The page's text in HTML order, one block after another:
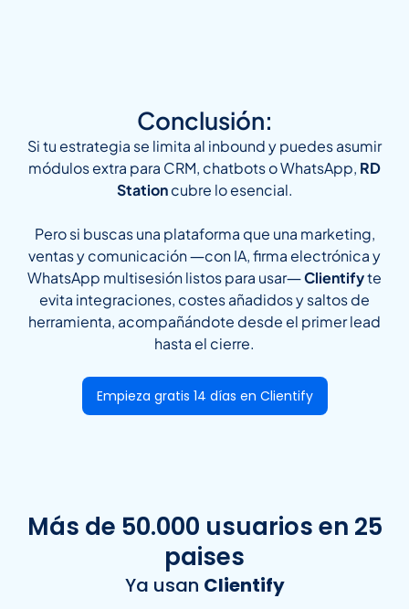
Conclusión:
Si tu estrategia se limita al inbound y puedes asumir
módulos extra para CRM, chatbots o WhatsApp, RD
Stationcubre lo esencial.
Pero si buscas una plataforma que una marketing,
ventas y comunicación ―con IA, firma electrónica y
WhatsApp multisesión listos para usar―Clientifyte
evita integraciones, costes añadidos y saltos de
herramienta, acompañándote desde el primer lead
hasta el cierre.
Empieza gratis 14 días en Clientify
Más de 50.000 usuarios en 25
paises
Ya usan Clientify